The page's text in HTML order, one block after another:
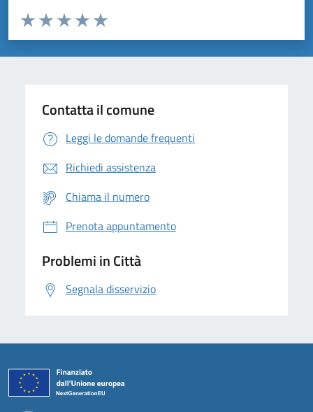
Domanda
Valuta da 1 a 5 stelle la pagina
Valuta 5 stelle su 5
Valuta 4 stelle su 5
Valuta 3 stelle su 5
Valuta 2 stelle su 5
Valuta 1 stelle su 5
Contatta il comune
Leggi le domande frequenti
Richiedi assistenza
Chiama il numero
Prenota appuntamento
Problemi in Città
Segnala disservizio